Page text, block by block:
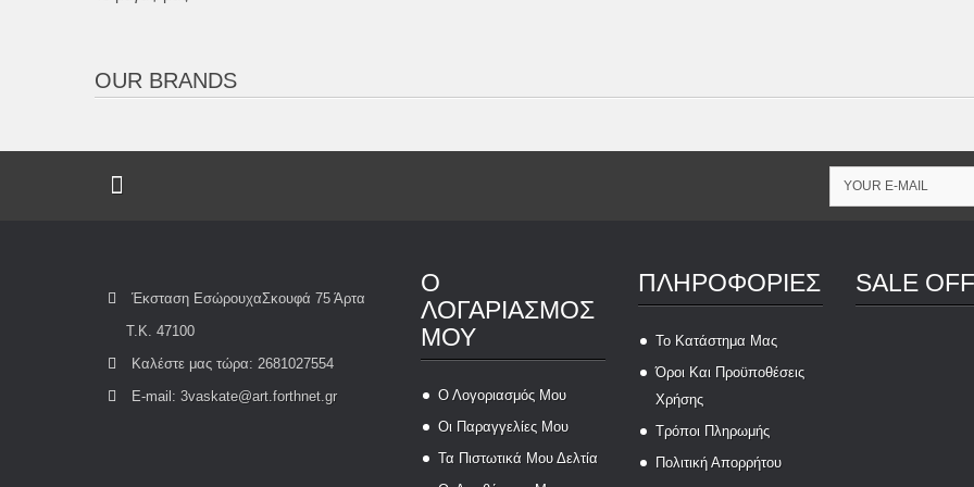
OUR BRANDS
Έκσταση ΕσώρουχαΣκουφά 75 Άρτα
Τ.Κ. 47100
Καλέστε μας τώρα: 2681027554
E-mail: 3vaskate@art.forthnet.gr
Ο
ΛΟΓΑΡΙΑΣΜΌΣ
ΜΟΥ
Ο Λογοριασμός Μου
Οι Παραγγελίες Μου
Τα Πιστωτικά Μου Δελτία
ΠΛΗΡΟΦΟΡΊΕΣ
Το Κατάστημα Μας
Όροι Και Προϋποθέσεις
Χρήσης
Τρόποι Πληρωμής
Πολιτική Απορρήτου
SALE OFF